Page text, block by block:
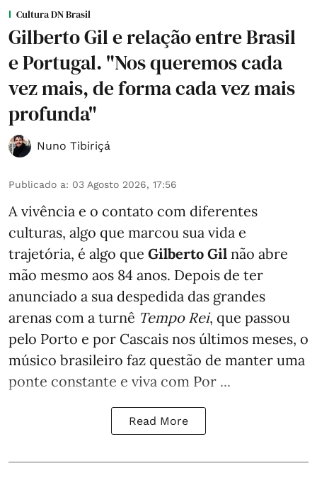
Cultura DN Brasil
Gilberto Gil e relação entre Brasil
e Portugal. "Nos queremos cada
vez mais, de forma cada vez mais
profunda"
Nuno Tibiriçá
Publicado a: 03 Agosto 2026, 17:56
A vivência e o contato com diferentes
culturas, algo que marcou sua vida e
trajetória, é algo que Gilberto Gil não abre
mão mesmo aos 84 anos. Depois de ter
anunciado a sua despedida das grandes
arenas com a turnê Tempo Rei, que passou
pelo Porto e por Cascais nos últimos meses, o
músico brasileiro faz questão de manter uma
ponte constante e viva com Por ...
Read More